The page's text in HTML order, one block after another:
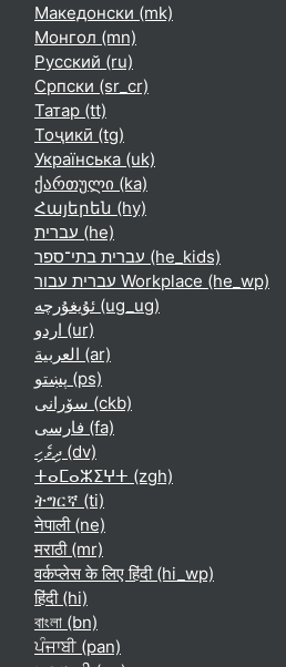
Македонски ‎(mk)‎
Монгол ‎(mn)‎
Русский ‎(ru)‎
Српски ‎(sr_cr)‎
Татар ‎(tt)‎
Тоҷикӣ ‎(tg)‎
Українська ‎(uk)‎
ქართული ‎(ka)‎
Հայերեն ‎(hy)‎
עברית ‎(he)‎
עברית בתי־ספר ‎(he_kids)‎
עברית עבור Workplace ‎(he_wp)‎
ئۇيغۇرچە ‎(ug_ug)‎
اردو ‎(ur)‎
العربية ‎(ar)‎
پښتو ‎(ps)‎
سۆرانی ‎(ckb)‎
فارسی ‎(fa)‎
ދިވެހި ‎(dv)‎
ⵜⴰⵎⴰⵣⵉⵖⵜ ‎(zgh)‎
ትግርኛ ‎(ti)‎
नेपाली ‎(ne)‎
मराठी ‎(mr)‎
वर्कप्लेस के लिए हिंदी ‎(hi_wp)‎
हिंदी ‎(hi)‎
বাংলা ‎(bn)‎
ਪੰਜਾਬੀ ‎(pan)‎